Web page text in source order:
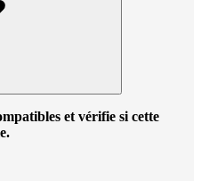
et vérifie si cette